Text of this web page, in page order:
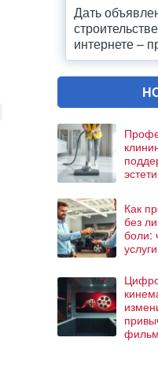
Дать
интернете –
Как
без
боли: